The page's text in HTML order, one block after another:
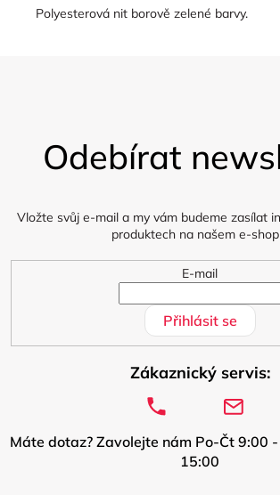
Polyesterová nit borově zelené barvy.
Odebírat
Vložte svůj e-mail a my vám budeme zasílat
produktech na našem e-
E-mail
Přihlásit se
Zákaznický servis:
Máte dotaz? Zavolejte nám Po-Čt 9:00
15:00